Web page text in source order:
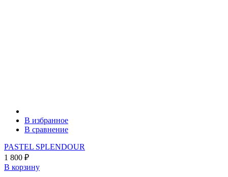
В избранное
В сравнение
PASTEL SPLENDOUR
1 800 ₽
В корзину